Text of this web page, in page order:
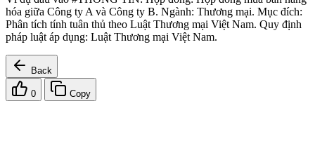
hóa giữa Công ty A và Công ty B. Ngành: Thương mại. Mục đích:
Phân tích tính tuân thủ theo Luật Thương mại Việt Nam. Quy định
pháp luật áp dụng: Luật Thương mại Việt Nam.
Back
0 Copy